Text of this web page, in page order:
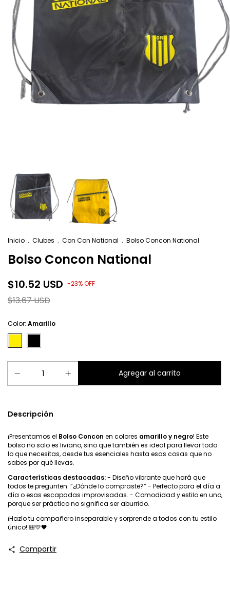
Inicio . Clubes . Con Con National . Bolso Concon National
Bolso Concon National
$10.52 USD -23%OFF
$13.67 USD
Color: Amarillo
Descripción
¡Presentamos el Bolso Concon en colores amarillo y negro! Este
bolso no solo es liviano, sino que también es ideal para llevar todo
lo que necesitas, desde tus esenciales hasta esas cosas que no
sabes por qué llevas.
Características destacadas:- Diseño vibrante que hará que
todos te pregunten: “¿Dónde lo compraste?” - Perfecto para el día a
día o esas escapadas improvisadas. - Comodidad y estilo en uno,
porque ser práctico no significa ser aburrido.
¡Hazlo tu compañero inseparable y sorprende a todos con tu estilo
único! 🎒💛🖤
Compartir